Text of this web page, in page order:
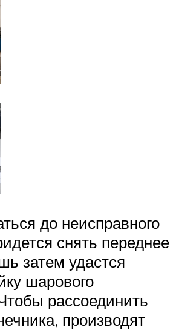
до неисправного
снять переднее
затем удастся
шарового
рассоединить
производят